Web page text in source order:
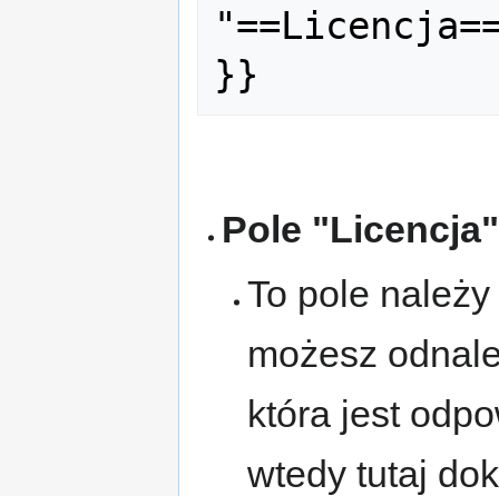
Pole "Licencja"
To pole
możesz
która jest
wtedy tutaj